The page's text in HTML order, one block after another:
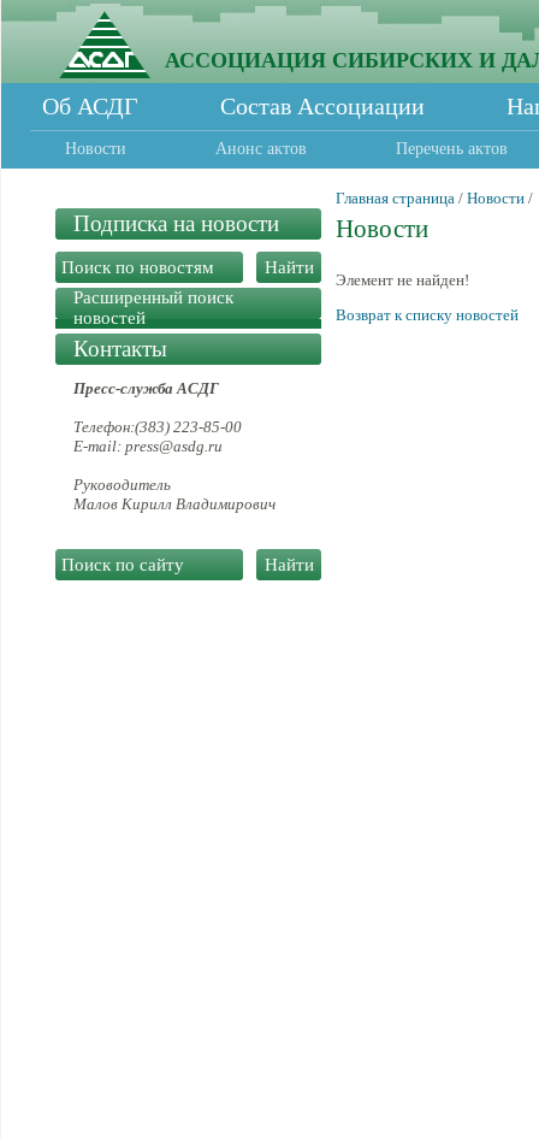
АССОЦИАЦИЯ СИБИРСКИХ И
Об АСДГ Состав Ассоциации
Новости Анонс актов Перечень актов
Подписка на новости
Расширенный поиск
новостей
Контакты
Пресс-служба АСДГ
Телефон:(383) 223-85-00
E-mail: press@asdg.ru
Руководитель
Малов Кирилл Владимирович
Главная страница / Новости /
Новости
Элемент не найден!
Возврат к списку новостей